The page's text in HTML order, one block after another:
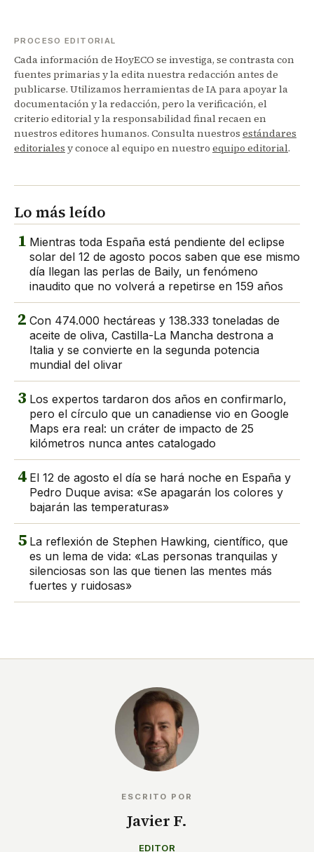
PROCESO EDITORIAL
Cada información de HoyECO se investiga, se contrasta con
fuentes primarias y la edita nuestra redacción antes de
publicarse. Utilizamos herramientas de IA para apoyar la
documentación y la redacción, pero la verificación, el
criterio editorial y la responsabilidad final recaen en
nuestros editores humanos. Consulta nuestros estándares
editoriales y conoce al equipo en nuestro equipo editorial.
Lo más leído
1 Mientras toda España está pendiente del eclipse
solar del 12 de agosto pocos saben que ese mismo
día llegan las perlas de Baily, un fenómeno
inaudito que no volverá a repetirse en 159 años
2 Con 474.000 hectáreas y 138.333 toneladas de
aceite de oliva, Castilla-La Mancha destrona a
Italia y se convierte en la segunda potencia
mundial del olivar
3 Los expertos tardaron dos años en confirmarlo,
pero el círculo que un canadiense vio en Google
Maps era real: un cráter de impacto de 25
kilómetros nunca antes catalogado
4 El 12 de agosto el día se hará noche en España y
Pedro Duque avisa: «Se apagarán los colores y
bajarán las temperaturas»
5 La reflexión de Stephen Hawking, científico, que
es un lema de vida: «Las personas tranquilas y
silenciosas son las que tienen las mentes más
fuertes y ruidosas»
ESCRITO POR
Javier F.
EDITOR